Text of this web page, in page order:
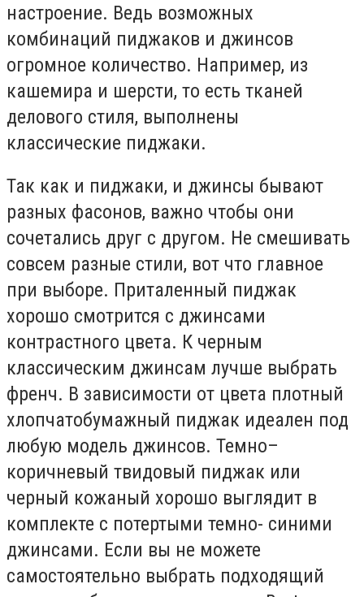
настроение. Ведь возможных
комбинаций пиджаков и джинсов
огромное количество. Например, из
кашемира и шерсти, то есть тканей
делового стиля, выполнены
классические пиджаки.
Так как и пиджаки, и джинсы бывают
разных фасонов, важно чтобы они
сочетались друг с другом. Не смешивать
совсем разные стили, вот что главное
при выборе. Приталенный пиджак
хорошо смотрится с джинсами
контрастного цвета. К черным
классическим джинсам лучше выбрать
френч. В зависимости от цвета плотный
хлопчатобумажный пиджак идеален под
любую модель джинсов. Темно–
коричневый твидовый пиджак или
черный кожаный хорошо выглядит в
комплекте с потертыми темно- синими
джинсами. Если вы не можете
самостоятельно выбрать подходящий